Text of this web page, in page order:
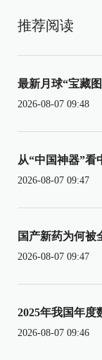
推荐阅读
最新月球“宝藏
2026-08-07 09:48
从“中国神器”看
2026-08-07 09:47
国产新药为何被
2026-08-07 09:47
2025年我国年度
2026-08-07 09:46